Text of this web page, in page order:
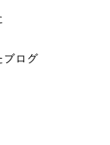
ブログ